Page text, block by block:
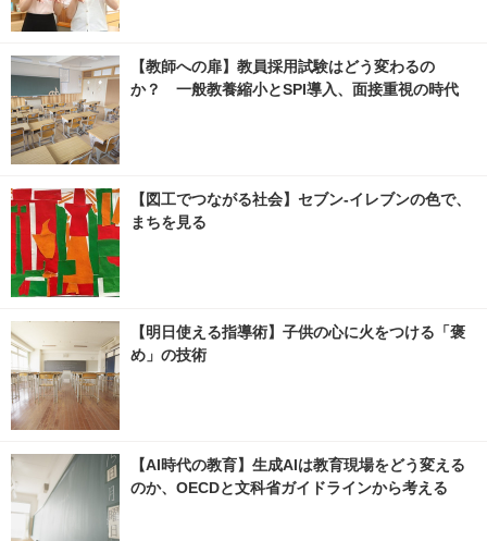
【教師への扉】教員採用試験はどう変わるの
か？ 一般教養縮小とSPI導入、面接重視の時代
【図工でつながる社会】セブン‐イレブンの色で、
まちを見る
【明日使える指導術】子供の心に火をつける「褒
め」の技術
【AI時代の教育】生成AIは教育現場をどう変える
のか、OECDと文科省ガイドラインから考える